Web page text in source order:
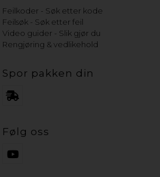
Feilkoder - Søk etter kode
Feilsøk - Søk etter feil
Video guider - Slik gjør du
Rengjøring & vedlikehold
Spor pakken din
Følg oss